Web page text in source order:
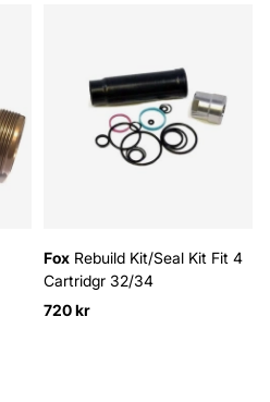
Fox Rebuild Kit/Seal Kit Fit 4
Cartridgr 32/34
720 kr